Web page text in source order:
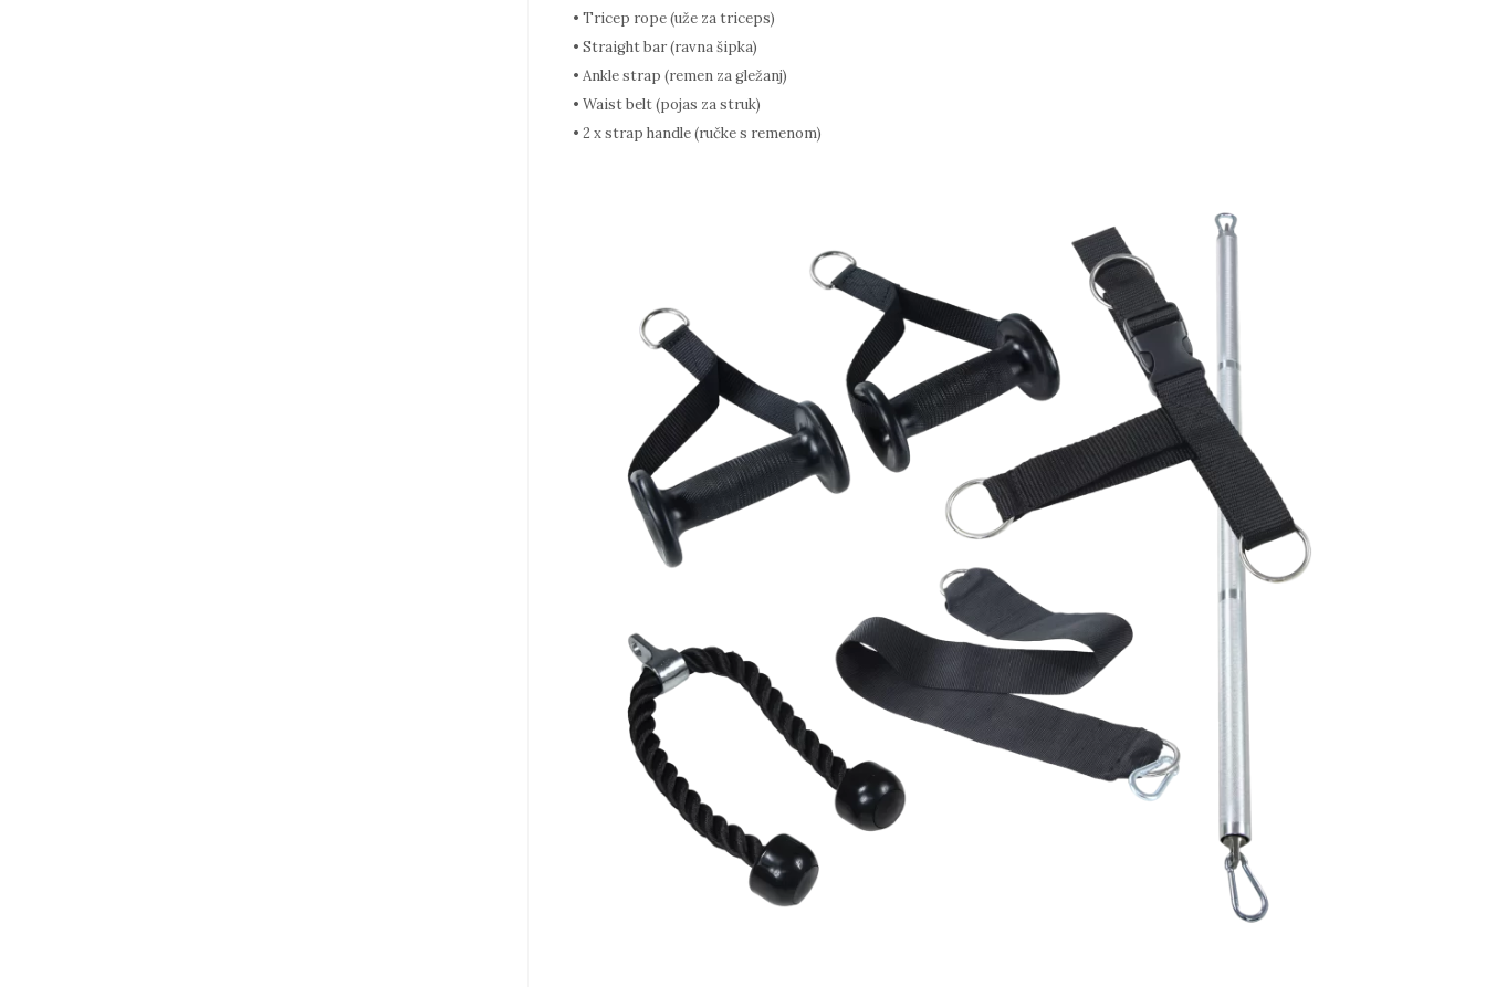
• Tricep rope (uže za triceps)
• Straight bar (ravna šipka)
• Ankle strap (remen za gležanj)
• Waist belt (pojas za struk)
• 2 x strap handle (ručke s remenom)